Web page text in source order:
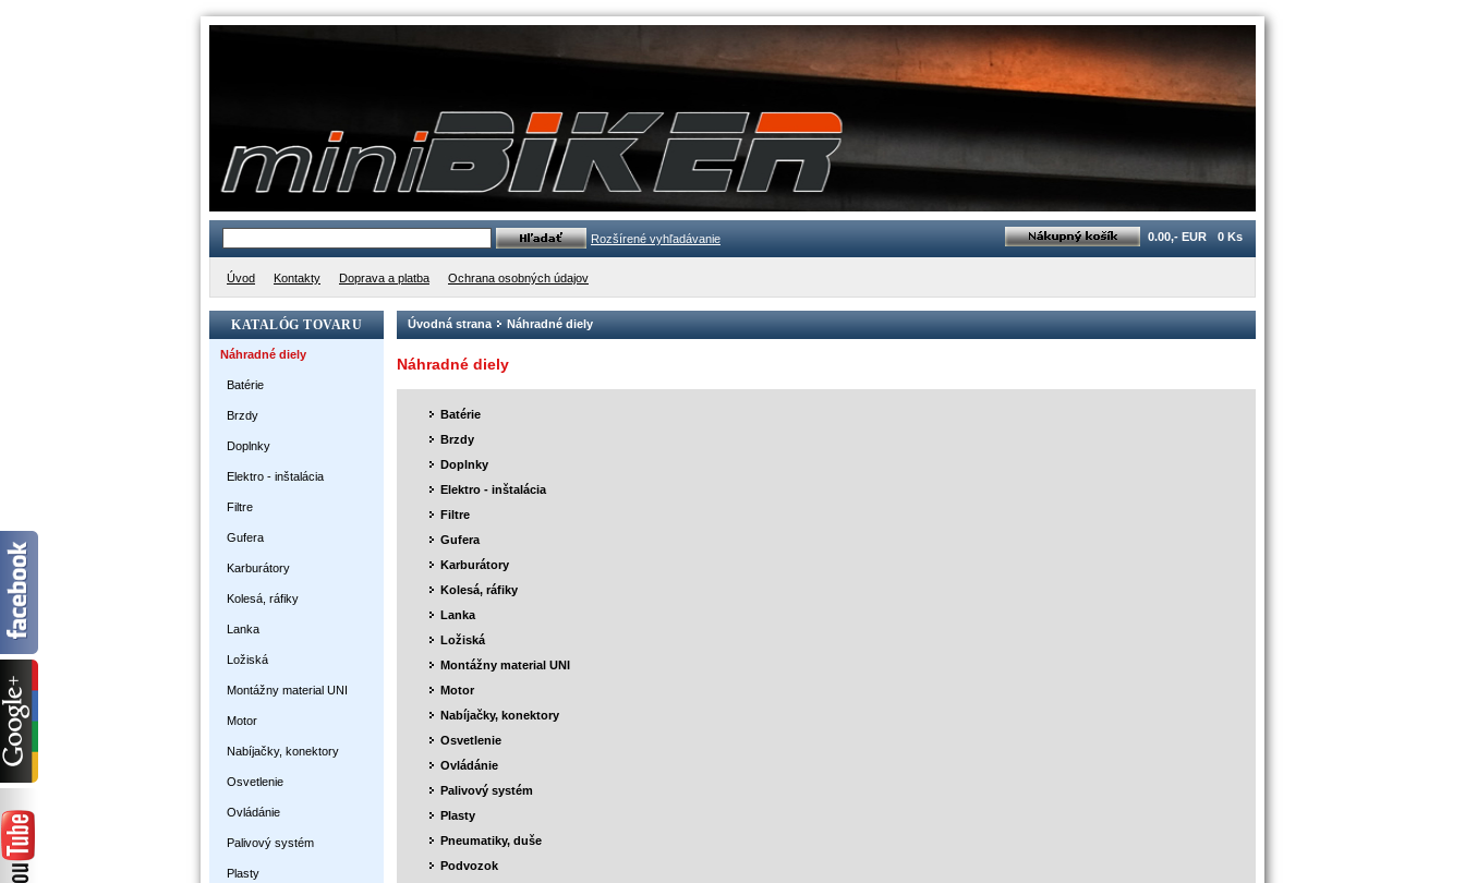
Rozšírené vyhľadávanie 0.00,- EUR 0 Ks
Úvod Kontakty Doprava a platba Ochrana osobných údajov
KATALÓG TOVARU
Náhradné diely
Batérie
Brzdy
Doplnky
Elektro - inštalácia
Filtre
Gufera
Karburátory
Kolesá, ráfiky
Lanka
Ložiská
Montážny material UNI
Motor
Nabíjačky, konektory
Osvetlenie
Ovládánie
Palivový systém
Plasty
Úvodná strana Náhradné diely
Náhradné diely
Batérie
Brzdy
Doplnky
Elektro - inštalácia
Filtre
Gufera
Karburátory
Kolesá, ráfiky
Lanka
Ložiská
Montážny material UNI
Motor
Nabíjačky, konektory
Osvetlenie
Ovládánie
Palivový systém
Plasty
Pneumatiky, duše
Podvozok